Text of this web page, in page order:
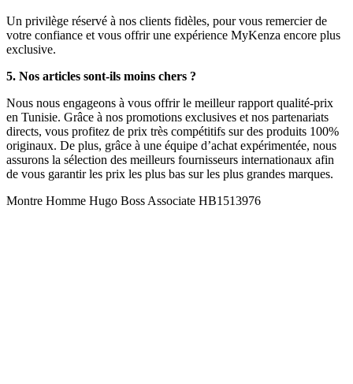
Un privilège réservé à nos clients fidèles, pour vous remercier de
votre confiance et vous offrir une expérience MyKenza encore plus
exclusive.
5. Nos articles sont-ils moins chers ?
Nous nous engageons à vous offrir le meilleur rapport qualité-prix
en Tunisie. Grâce à nos promotions exclusives et nos partenariats
directs, vous profitez de prix très compétitifs sur des produits 100%
originaux. De plus, grâce à une équipe d’achat expérimentée, nous
assurons la sélection des meilleurs fournisseurs internationaux afin
de vous garantir les prix les plus bas sur les plus grandes marques.
Montre Homme Hugo Boss Associate HB1513976